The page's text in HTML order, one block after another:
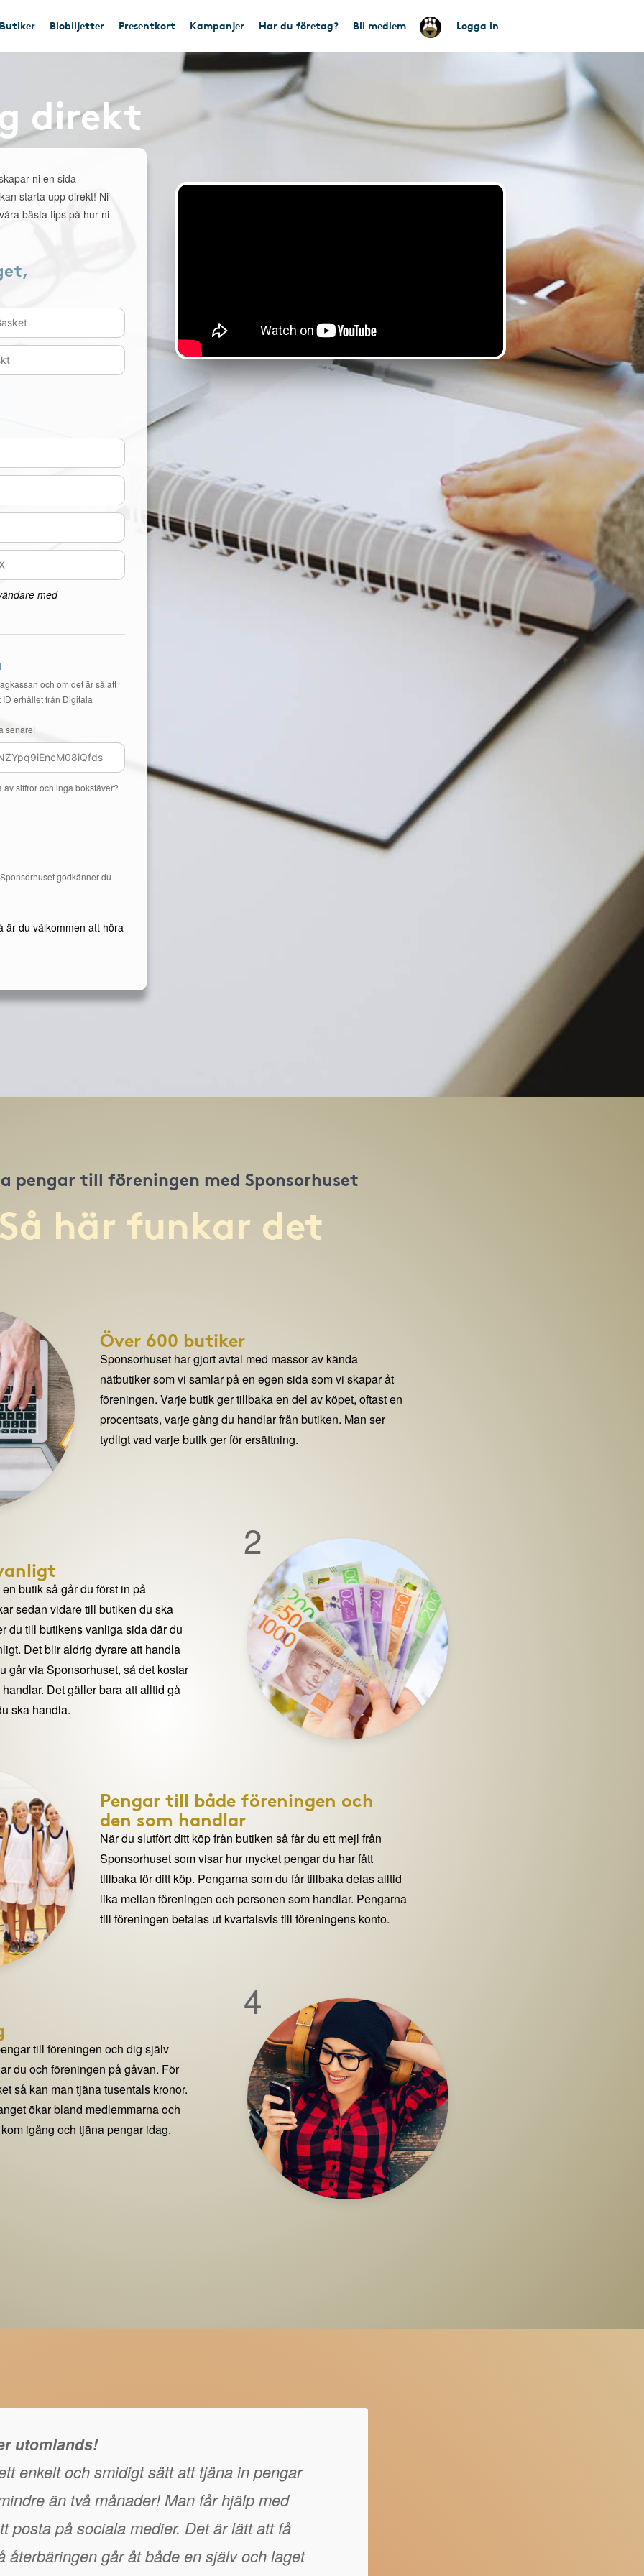
Butiker Biobiljetter Presentkort Kampanjer Har du företag? Bli medlem Logga in
direkt
ni en sida
starta upp direkt! Ni
bästa tips på hur ni
med
och om det är så att
erhållet från Digitala
senare!
siffror och inga bokstäver?
godkänner du
är du välkommen att höra
pengar till föreningen med Sponsorhuset
här funkar det
Över 600 butiker
Sponsorhuset har gjort avtal med massor av kända
nätbutiker som vi samlar på en egen sida som vi skapar åt
föreningen. Varje butik ger tillbaka en del av köpet, oftast en
procentsats, varje gång du handlar från butiken. Man ser
tydligt vad varje butik ger för ersättning.
2
butik så går du först in på
sedan vidare till butiken du ska
du till butikens vanliga sida där du
Det blir aldrig dyrare att handla
går via Sponsorhuset, så det kostar
Det gäller bara att alltid gå
ska handla.
Pengar till både föreningen och
den som handlar
När du slutfört ditt köp från butiken så får du ett mejl från
Sponsorhuset som visar hur mycket pengar du har fått
tillbaka för ditt köp. Pengarna som du får tillbaka delas alltid
lika mellan föreningen och personen som handlar. Pengarna
till föreningen betalas ut kvartalsvis till föreningens konto.
4
till föreningen och dig själv
du och föreningen på gåvan. För
så kan man tjäna tusentals kronor.
ökar bland medlemmarna och
igång och tjäna pengar idag.
utomlands!
enkelt och smidigt sätt att tjäna in pengar
än två månader! Man får hjälp med
posta på sociala medier. Det är lätt att få
återbäringen går åt både en själv och laget